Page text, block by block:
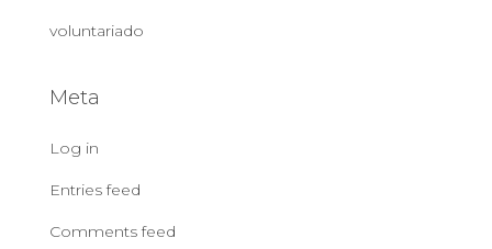
voluntariado
Meta
Log in
Entries feed
Comments feed